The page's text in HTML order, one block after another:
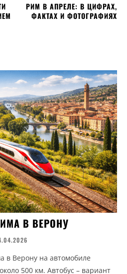
РИМ В АПРЕЛЕ: В ЦИФРАХ,
ФАКТАХ И ФОТОГРАФИЯХ
В ВЕРОНУ
в Верону на автомобиле
500 км. Автобус – вариант